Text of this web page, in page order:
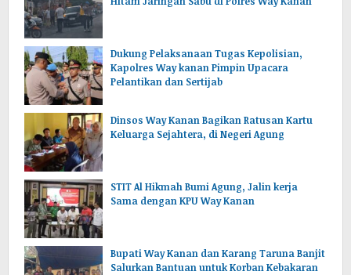
Dukung Pelaksanaan Tugas Kepolisian,
Kapolres Way kanan Pimpin Upacara
Pelantikan dan Sertijab
Dinsos Way Kanan Bagikan Ratusan Kartu
Keluarga Sejahtera, di Negeri Agung
STIT Al Hikmah Bumi Agung, Jalin kerja
Sama dengan KPU Way Kanan
Bupati Way Kanan dan Karang Taruna Banjit
Salurkan Bantuan untuk Korban Kebakaran